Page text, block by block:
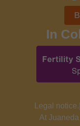
In
Legal notice.
At